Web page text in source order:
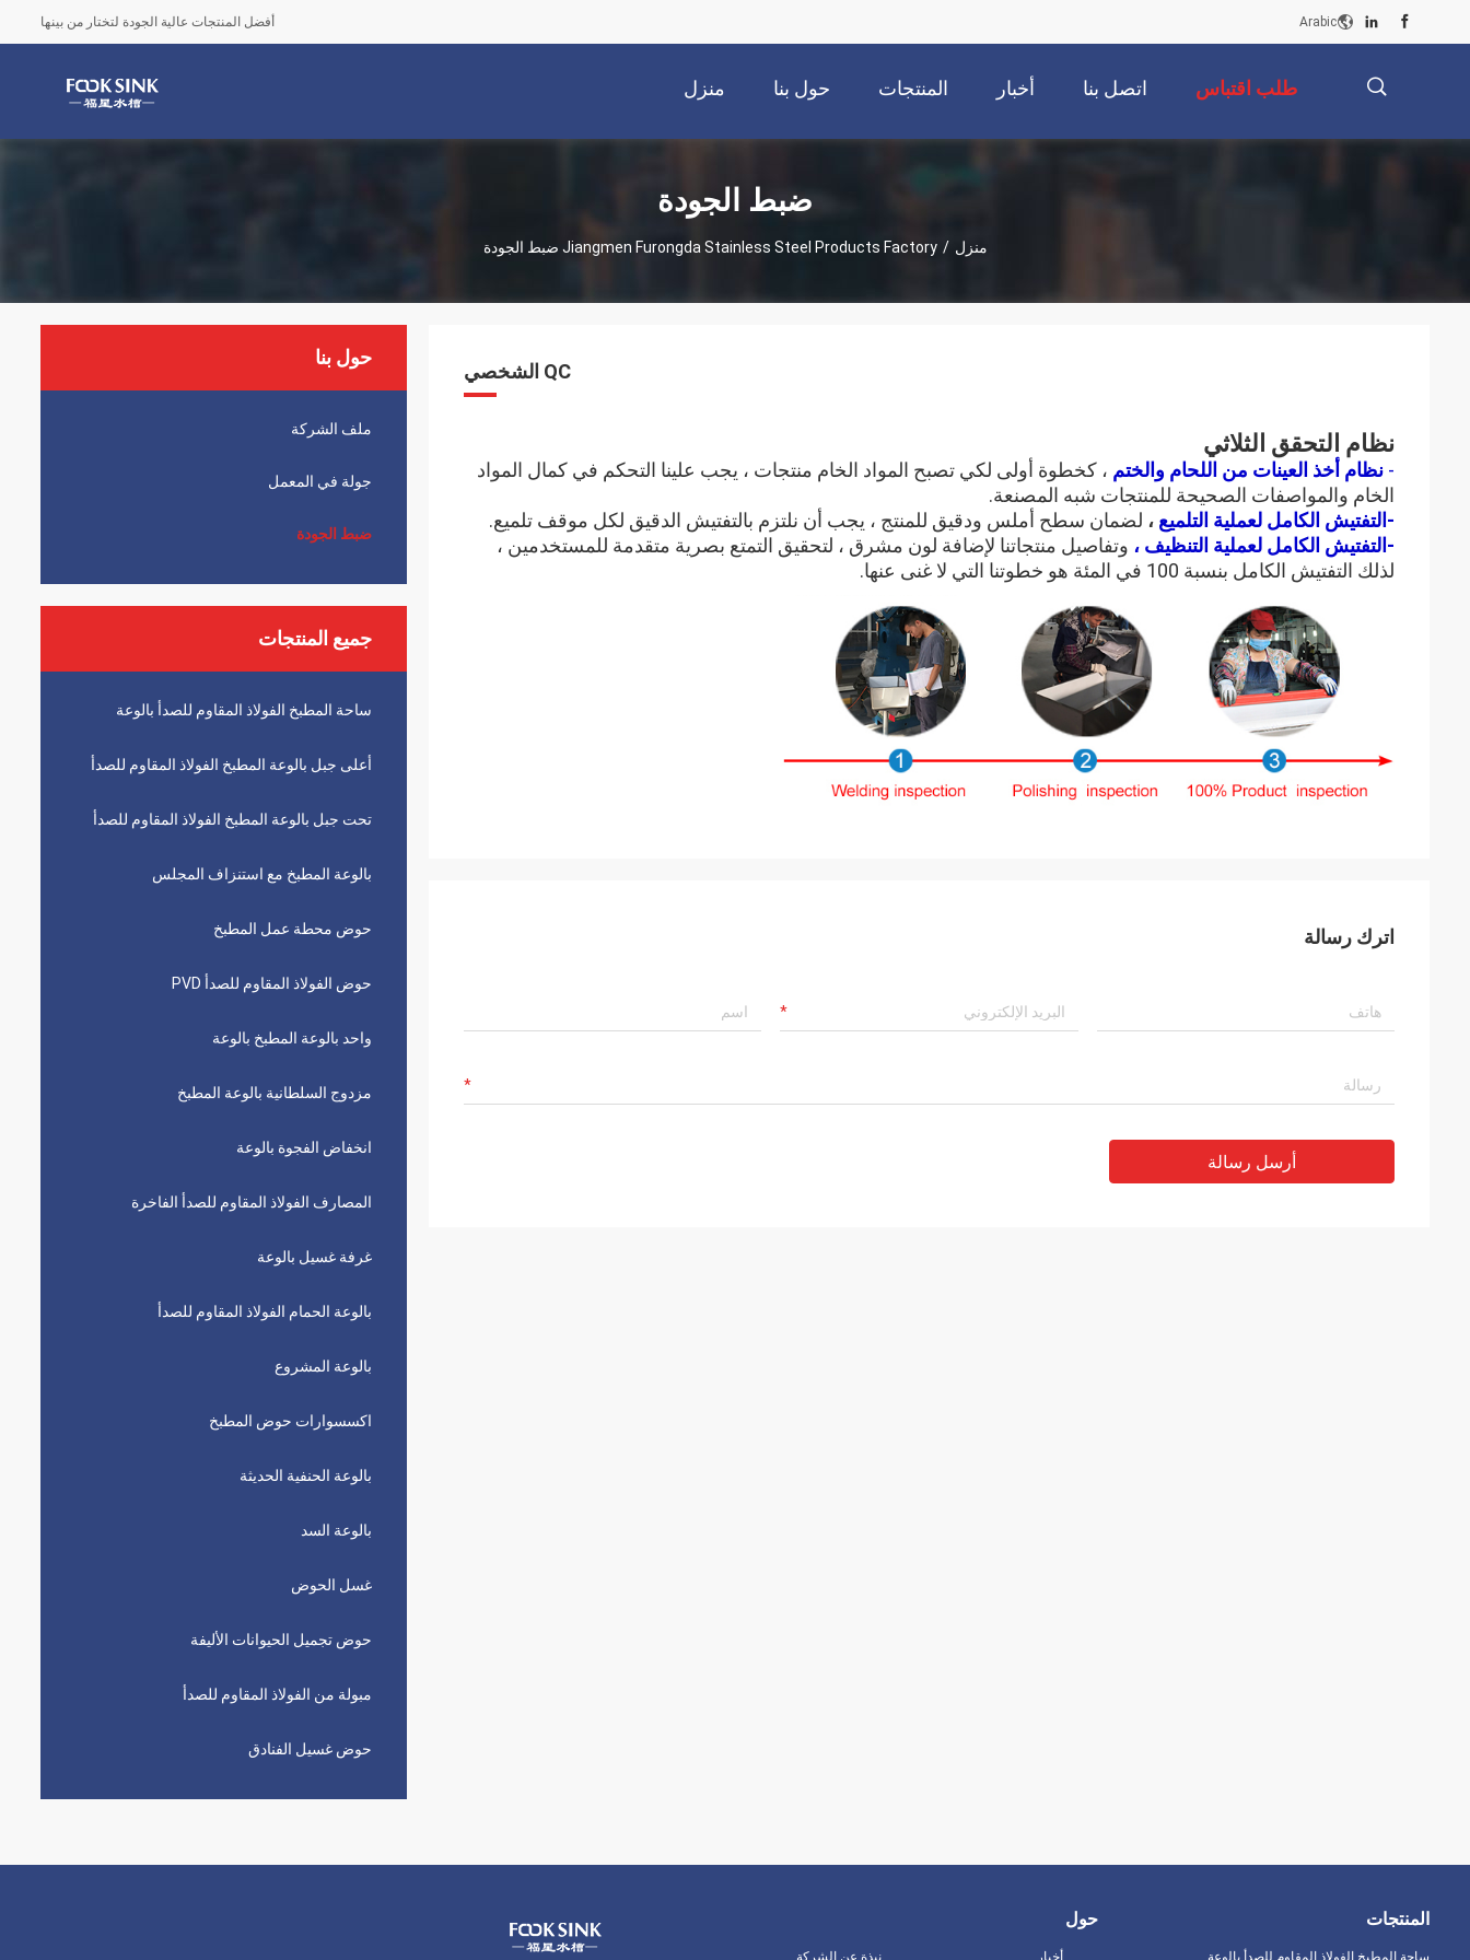
أفضل المنتجات عالية الجودة لتختار من بينها Arabic
منزل حول بنا المنتجات أخبار اتصل بنا طلب اقتباس
ضبط الجودة
منزل / Jiangmen Furongda Stainless Steel Products Factory ضبط الجودة
حول بنا
ملف الشركة
جولة في المعمل
ضبط الجودة
جميع المنتجات
ساحة المطبخ الفولاذ المقاوم للصدأ بالوعة
أعلى جبل بالوعة المطبخ الفولاذ المقاوم للصدأ
تحت جبل بالوعة المطبخ الفولاذ المقاوم للصدأ
بالوعة المطبخ مع استنزاف المجلس
حوض محطة عمل المطبخ
حوض الفولاذ المقاوم للصدأ PVD
واحد بالوعة المطبخ بالوعة
مزدوج السلطانية بالوعة المطبخ
انخفاض الفجوة بالوعة
المصارف الفولاذ المقاوم للصدأ الفاخرة
غرفة غسيل بالوعة
بالوعة الحمام الفولاذ المقاوم للصدأ
بالوعة المشروع
اكسسوارات حوض المطبخ
بالوعة الحنفية الحديثة
بالوعة السد
غسل الحوض
حوض تجميل الحيوانات الأليفة
مبولة من الفولاذ المقاوم للصدأ
حوض غسيل الفنادق
QC الشخصي
نظام التحقق الثلاثي
- نظام أخذ العينات من اللحام والختم ، كخطوة أولى لكي تصبح المواد الخام منتجات ، يجب علينا التحكم في كمال المواد
الخام والمواصفات الصحيحة للمنتجات شبه المصنعة.
-التفتيش الكامل لعملية التلميع ، لضمان سطح أملس ودقيق للمنتج ، يجب أن نلتزم بالتفتيش الدقيق لكل موقف تلميع.
-التفتيش الكامل لعملية التنظيف ، وتفاصيل منتجاتنا لإضافة لون مشرق ، لتحقيق التمتع بصرية متقدمة للمستخدمين ،
لذلك التفتيش الكامل بنسبة 100 في المئة هو خطوتنا التي لا غنى عنها.
اترك رسالة
أرسل رسالة
حول
نبذة عن الشركة أخبار
المنتجات
ساحة المطبخ الفولاذ المقاوم للصدأ بالوعة